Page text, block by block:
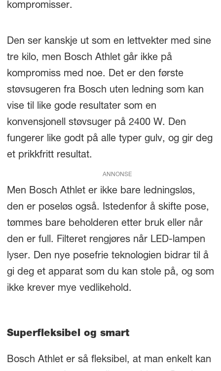
kompromisser.
Den ser kanskje ut som en lettvekter med sine
tre kilo, men Bosch Athlet går ikke på
kompromiss med noe. Det er den første
støvsugeren fra Bosch uten ledning som kan
vise til like gode resultater som en
konvensjonell støvsuger på 2400 W. Den
fungerer like godt på alle typer gulv, og gir deg
et prikkfritt resultat.
ANNONSE
Men Bosch Athlet er ikke bare ledningsløs,
den er poseløs også. Istedenfor å skifte pose,
tømmes bare beholderen etter bruk eller når
den er full. Filteret rengjøres når LED-lampen
lyser. Den nye posefrie teknologien bidrar til å
gi deg et apparat som du kan stole på, og som
ikke krever mye vedlikehold.
Superfleksibel og smart
Bosch Athlet er så fleksibel, at man enkelt kan